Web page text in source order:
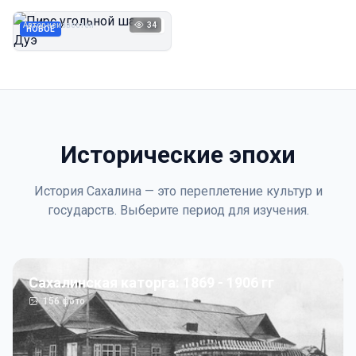
НОВОЕ 1923
Автор неизвестен 34
Исторические эпохи
История Сахалина — это переплетение культур и
государств. Выберите период для изучения.
Сахалинская каторга: 1869 - 1906 гг
156фото